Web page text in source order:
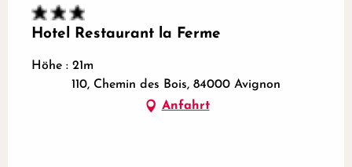
Hotel Restaurant la Ferme
Höhe : 21m
110, Chemin des Bois, 84000 Avignon
Anfahrt